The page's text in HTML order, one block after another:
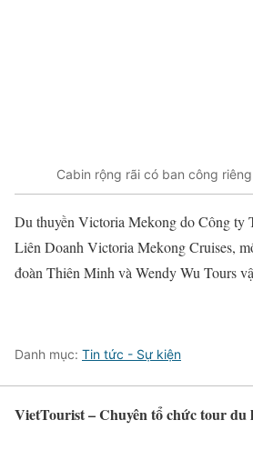
Cabin rộng rãi có ban công
Du thuyền Victoria Mekong do Công ty
Liên Doanh Victoria Mekong Cruises,
đoàn Thiên Minh và Wendy Wu Tours
Danh mục: Tin tức - Sự kiện
VietTourist – Chuyên tổ chức tour du